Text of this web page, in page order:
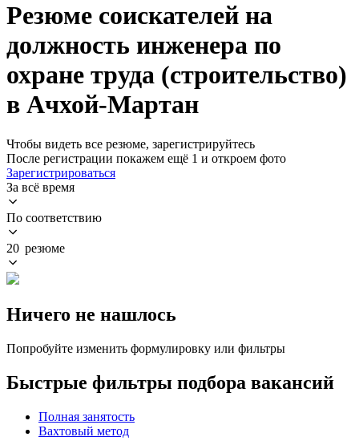
Резюме соискателей на
должность инженера по
охране труда (строительство)
в Ачхой-Мартан
Чтобы видеть все резюме, зарегистрируйтесь
После регистрации покажем ещё 1 и откроем фото
Зарегистрироваться
За всё время
По соответствию
20 резюме
Ничего не нашлось
Попробуйте изменить формулировку или фильтры
Быстрые фильтры подбора вакансий
Полная занятость
Вахтовый метод